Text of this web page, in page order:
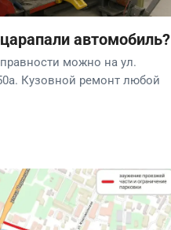
автомобиль?
можно на ул.
Кузовной ремонт любой